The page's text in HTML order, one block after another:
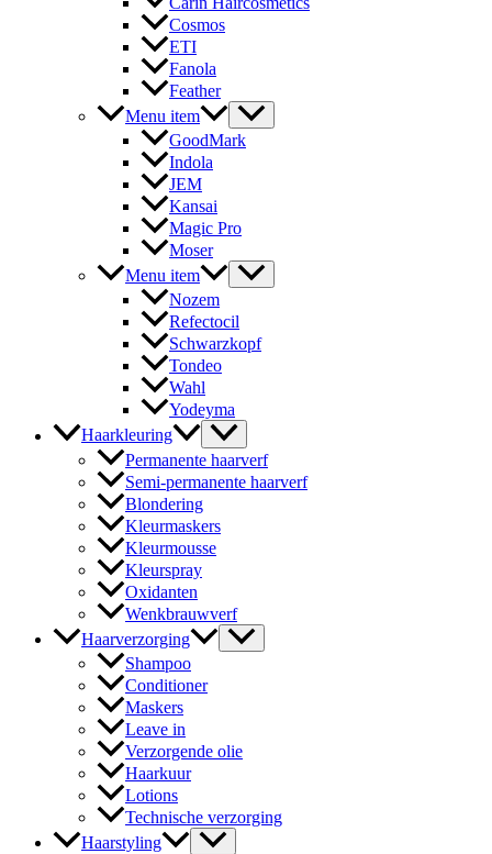
Cosmos
ETI
Fanola
Feather
Menu item
GoodMark
Indola
JEM
Kansai
Magic Pro
Moser
Menu item
Nozem
Refectocil
Schwarzkopf
Tondeo
Wahl
Yodeyma
Haarkleuring
Permanente haarverf
Semi-permanente haarverf
Blondering
Kleurmaskers
Kleurmousse
Kleurspray
Oxidanten
Wenkbrauwverf
Haarverzorging
Shampoo
Conditioner
Maskers
Leave in
Verzorgende olie
Haarkuur
Lotions
Technische verzorging
Haarstyling